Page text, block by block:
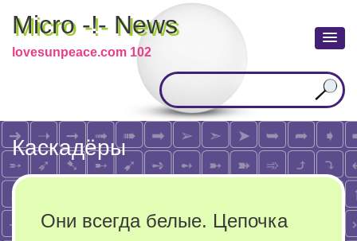
Micro -!- News
lovesunpeace.com 102
Каскадёры
Они всегда белые. Цепочка